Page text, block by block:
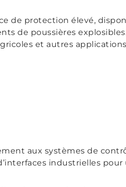
de protection élevé,
de poussières
et autres
aux systèmes de
industrielles pour